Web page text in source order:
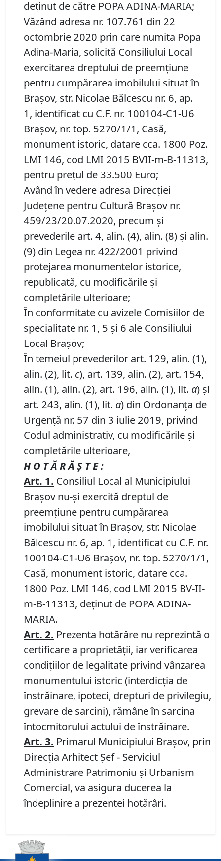
deţinut de către POPA ADINA-MARIA;
Văzând adresa nr. 107.761 din 22
octombrie 2020 prin care numita Popa
Adina-Maria, solicită Consiliului Local
exercitarea dreptului de preemţiune
pentru cumpărarea imobilului situat în
Braşov, str. Nicolae Bălcescu nr. 6, ap.
1, identificat cu C.F. nr. 100104-C1-U6
Braşov, nr. top. 5270/1/1, Casă,
monument istoric, datare cca. 1800 Poz.
LMI 146, cod LMI 2015 BVII-m-B-11313,
pentru preţul de 33.500 Euro;
Având în vedere adresa Direcţiei
Judeţene pentru Cultură Braşov nr.
459/23/20.07.2020, precum şi
prevederile art. 4, alin. (4), alin. (8) şi alin.
(9) din Legea nr. 422/2001 privind
protejarea monumentelor istorice,
republicată, cu modificările şi
completările ulterioare;
În conformitate cu avizele Comisiilor de
specialitate nr. 1, 5 și 6 ale Consiliului
Local Brașov;
În temeiul prevederilor art. 129, alin. (1),
alin. (2), lit. c), art. 139, alin. (2), art. 154,
alin. (1), alin. (2), art. 196, alin. (1), lit. a) și
art. 243, alin. (1), lit. a) din Ordonanța de
Urgență nr. 57 din 3 iulie 2019, privind
Codul administrativ, cu modificările și
completările ulterioare,
H O T Ă R Ă Ş T E :
Art. 1. Consiliul Local al Municipiului
Braşov nu-şi exercită dreptul de
preemţiune pentru cumpărarea
imobilului situat în Braşov, str. Nicolae
Bălcescu nr. 6, ap. 1, identificat cu C.F. nr.
100104-C1-U6 Braşov, nr. top. 5270/1/1,
Casă, monument istoric, datare cca.
1800 Poz. LMI 146, cod LMI 2015 BV-II-
m-B-11313, deţinut de POPA ADINA-
MARIA.
Art. 2. Prezenta hotărâre nu reprezintă o
certificare a proprietăţii, iar verificarea
condiţiilor de legalitate privind vânzarea
monumentului istoric (interdicţia de
înstrăinare, ipoteci, drepturi de privilegiu,
grevare de sarcini), rămâne în sarcina
întocmitorului actului de înstrăinare.
Art. 3. Primarul Municipiului Braşov, prin
Direcția Arhitect Șef - Serviciul
Administrare Patrimoniu şi Urbanism
Comercial, va asigura ducerea la
îndeplinire a prezentei hotărâri.